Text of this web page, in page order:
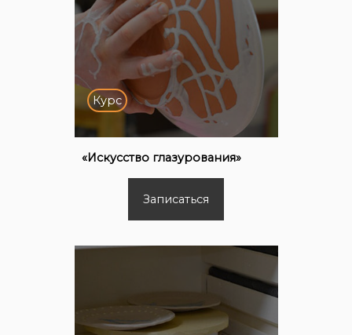
Курс
«Искусство глазурования»
Записаться